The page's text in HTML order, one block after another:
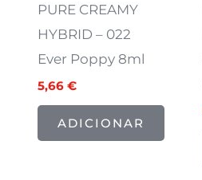
PURE CREAMY
HYBRID – 022
Ever Poppy 8ml
5,66 €
ADICIONAR